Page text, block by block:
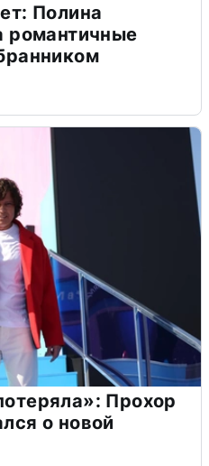
Полина
романтичные
Прохор
о новой